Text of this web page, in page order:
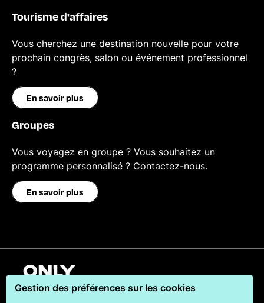
Tourisme d'affaires
Vous cherchez une destination nouvelle pour votre
prochain congrès, salon ou événement professionnel
?
En savoir plus
Groupes
Vous voyagez en groupe ? Vous souhaitez un
programme personnalisé ? Contactez-nous.
En savoir plus
Français
Gestion des préférences sur les cookies